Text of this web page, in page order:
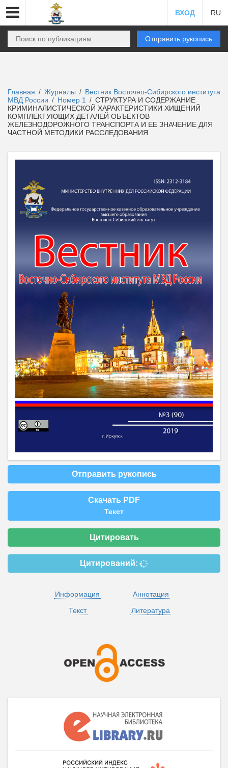
ВХОД RU
Отправить рукопись
Главная / Журналы / Вестник Восточно-Сибирского института
МВД России / Номер 1 / СТРУКТУРА И СОДЕРЖАНИЕ
КРИМИНАЛИСТИЧЕСКОЙ ХАРАКТЕРИСТИКИ ХИЩЕНИЙ
КОМПЛЕКТУЮЩИХ ДЕТАЛЕЙ ОБЪЕКТОВ
ЖЕЛЕЗНОДОРОЖНОГО ТРАНСПОРТА И ЕЕ ЗНАЧЕНИЕ ДЛЯ
ЧАСТНОЙ МЕТОДИКИ РАССЛЕДОВАНИЯ
Отправить рукопись
Скачать PDF
Текст
Цитировать
Цитирований:
Информация
Аннотация
Текст
Литература